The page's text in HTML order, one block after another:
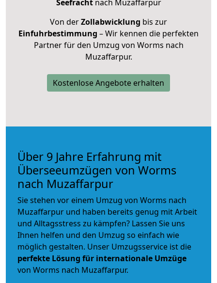
Seefrachtnach Muzaffarpur
Von derZollabwicklung bis zur
Einfuhrbestimmung – Wir kennen die perfekten
Partner für den Umzug von Worms nach
Muzaffarpur.
Kostenlose Angebote erhalten
Über 9 Jahre Erfahrung mit
Überseeumzügen von Worms
nach Muzaffarpur
Sie stehen vor einem Umzug von Worms nach
Muzaffarpur und haben bereits genug mit Arbeit
und Alltagsstress zu kämpfen? Lassen Sie uns
Ihnen helfen und den Umzug so einfach wie
möglich gestalten. Unser Umzugsservice ist die
perfekte Lösung für internationale Umzüge
von Worms nach Muzaffarpur.